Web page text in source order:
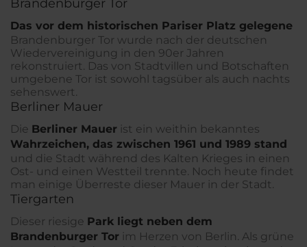
Brandenburger Tor
Das vor dem historischen Pariser Platz gelegene
Brandenburger Tor wurde nach der deutschen
Wiedervereinigung in den 90er Jahren
rekonstruiert. Das von Stadtvillen und Botschaften
umgebene Tor ist sowohl tagsüber als auch nachts
sehenswert.
Berliner Mauer
Die Berliner Mauer ist ein weithin bekanntes
Wahrzeichen, das zwischen 1961 und 1989 stand
und die Stadt während des Kalten Krieges in einen
Ost- und einen Westteil trennte. Noch heute findet
man einige Überreste dieser Mauer in der Stadt.
Tiergarten
Dieser riesige Park liegt neben dem
Brandenburger Tor im Herzen von Berlin. Als grüne